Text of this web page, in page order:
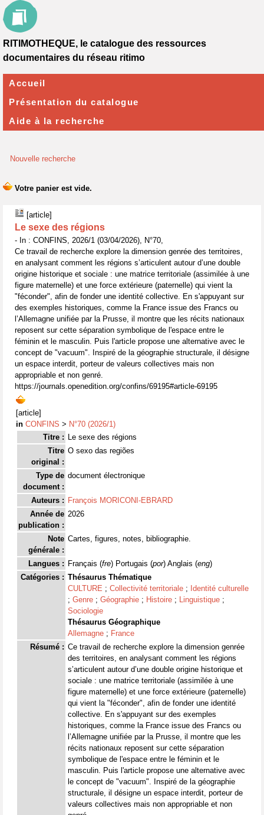
Nouvelle recherche
[article]
Le sexe des régions
- In : CONFINS, 2026/1 (03/04/2026), N°70,
Ce travail de recherche explore la dimension genrée des territoires,
en analysant comment les régions s’articulent autour d’une double
origine historique et sociale : une matrice territoriale (assimilée à une
figure maternelle) et une force extérieure (paternelle) qui vient la
"féconder", afin de fonder une identité collective. En s'appuyant sur
des exemples historiques, comme la France issue des Francs ou
l’Allemagne unifiée par la Prusse, il montre que les récits nationaux
reposent sur cette séparation symbolique de l'espace entre le
féminin et le masculin. Puis l'article propose une alternative avec le
concept de "vacuum". Inspiré de la géographie structurale, il désigne
un espace interdit, porteur de valeurs collectives mais non
appropriable et non genré.
https://journals.openedition.org/confins/69195#article-69195
[article]
in CONFINS > N°70 (2026/1)
Titre : Le sexe des régions
Titre
original :
O sexo das regiões
Type de
document :
document électronique
Auteurs : François MORICONI-EBRARD
Année de
publication :
2026
Note
générale :
Cartes, figures, notes, bibliographie.
Langues : Français (fre) Portugais (por) Anglais (eng)
Catégories : Thésaurus Thématique
CULTURE ; Collectivité territoriale ; Identité culturelle
; Genre ; Géographie ; Histoire ; Linguistique ;
Sociologie
Thésaurus Géographique
Allemagne ; France
Résumé : Ce travail de recherche explore la dimension genrée
des territoires, en analysant comment les régions
s’articulent autour d’une double origine historique et
sociale : une matrice territoriale (assimilée à une
figure maternelle) et une force extérieure (paternelle)
qui vient la "féconder", afin de fonder une identité
collective. En s'appuyant sur des exemples
historiques, comme la France issue des Francs ou
l’Allemagne unifiée par la Prusse, il montre que les
récits nationaux reposent sur cette séparation
symbolique de l'espace entre le féminin et le
masculin. Puis l'article propose une alternative avec
le concept de "vacuum". Inspiré de la géographie
structurale, il désigne un espace interdit, porteur de
valeurs collectives mais non appropriable et non
RITIMOTHEQUE, le catalogue des ressources
documentaires du réseau ritimo
Accueil
Présentation du catalogue
Aide à la recherche